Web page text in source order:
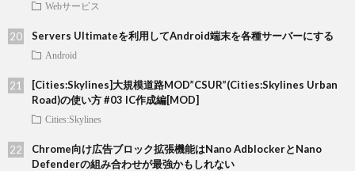
Webサービス
Servers Ultimateを利用してAndroid端末を各種サーバーにする
Android
[Cities:Skylines]大規模道路MOD”CSUR”(Cities:Skylines Urban
Road)の使い方 #03 IC作成編[MOD]
Cities:Skylines
Chrome向け広告ブロック拡張機能はNano AdblockerとNano
Defenderの組み合わせが最強かもしれない